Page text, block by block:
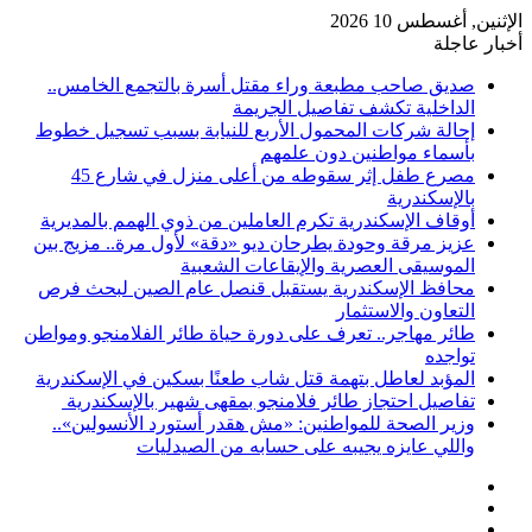
الإثنين, أغسطس 10 2026
أخبار عاجلة
صديق صاحب مطبعة وراء مقتل أسرة بالتجمع الخامس..
الداخلية تكشف تفاصيل الجريمة
إحالة شركات المحمول الأربع للنيابة بسبب تسجيل خطوط
بأسماء مواطنين دون علمهم
مصرع طفل إثر سقوطه من أعلى منزل في شارع 45
بالإسكندرية
أوقاف الإسكندرية تكرم العاملين من ذوي الهمم بالمديرية
عزيز مرقة وحودة يطرحان ديو «دقة» لأول مرة.. مزيج بين
الموسيقى العصرية والإيقاعات الشعبية
محافظ الإسكندرية يستقبل قنصل عام الصين لبحث فرص
التعاون والاستثمار
طائر مهاجر.. تعرف على دورة حياة طائر الفلامنجو ومواطن
تواجده
المؤبد لعاطل بتهمة قتل شاب طعنًا بسكين في الإسكندرية
تفاصيل احتجاز طائر فلامنجو بمقهى شهير بالإسكندرية
وزير الصحة للمواطنين: «مش هقدر أستورد الأنسولين»..
واللي عايزه يجيبه على حسابه من الصيدليات